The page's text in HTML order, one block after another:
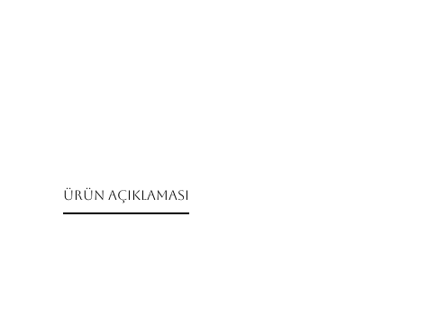
Ürün Açıklaması